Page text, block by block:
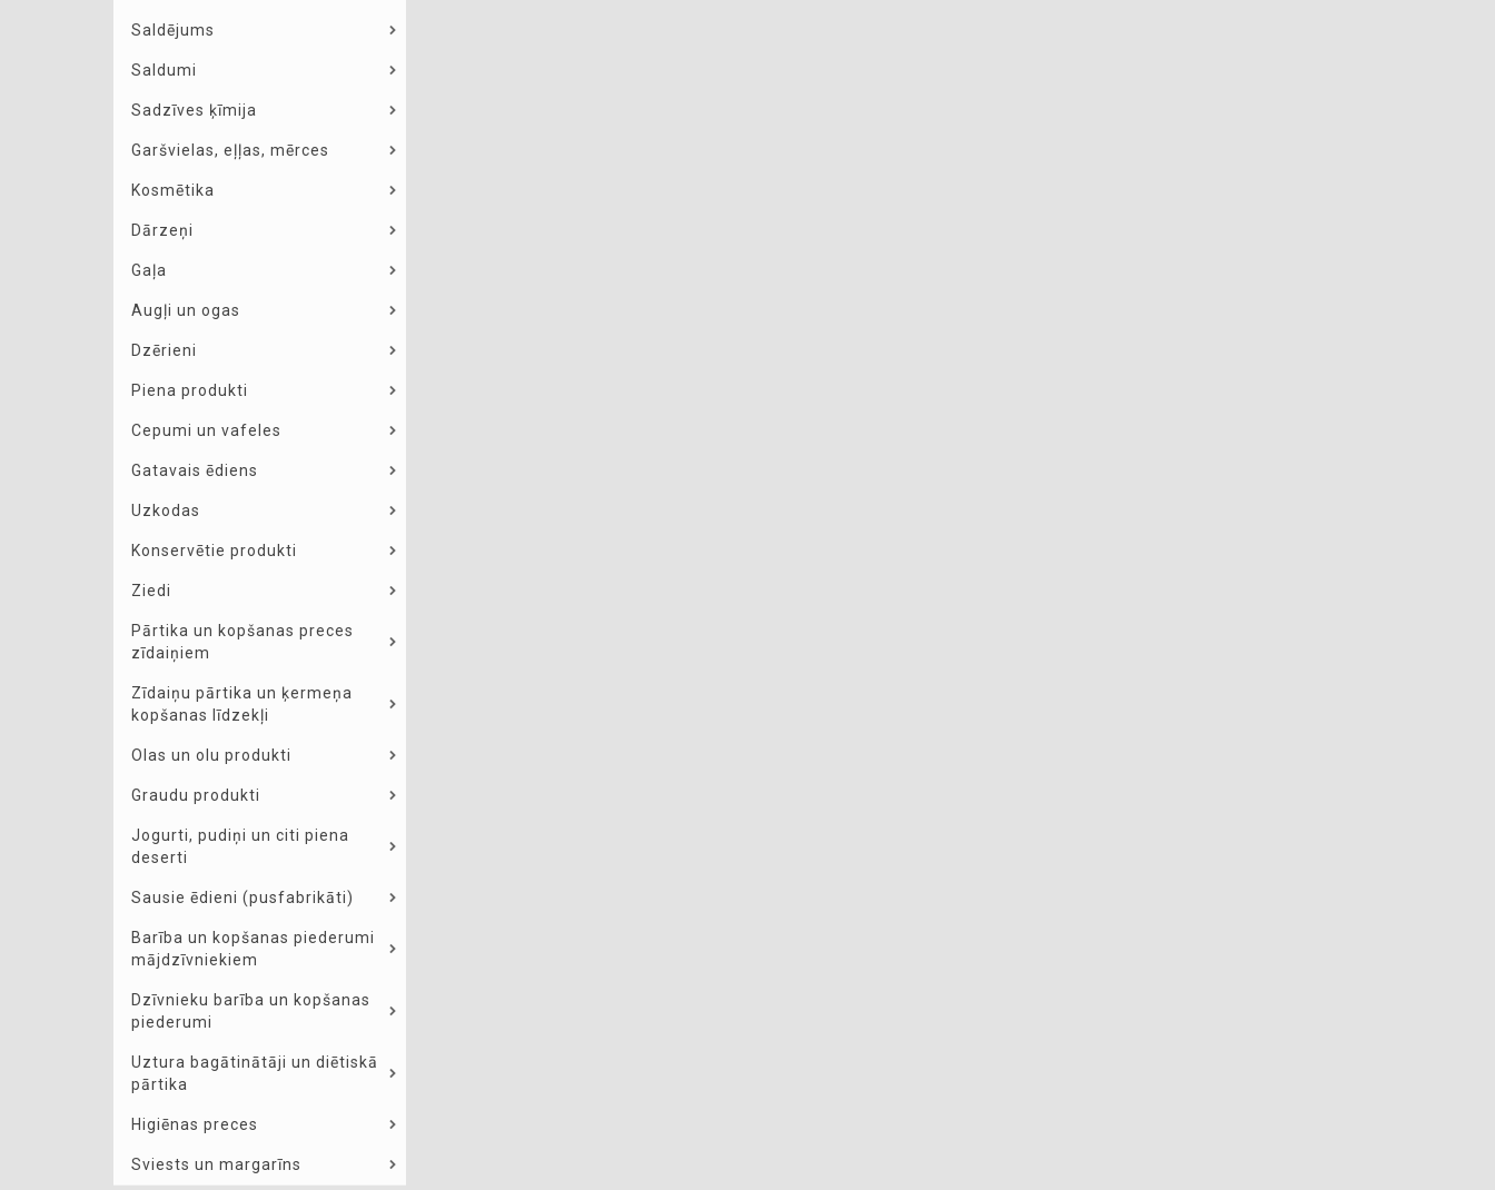
Saldējums
Saldumi
Sadzīves ķīmija
Garšvielas, eļļas, mērces
Kosmētika
Dārzeņi
Gaļa
Augļi un ogas
Dzērieni
Piena produkti
Cepumi un vafeles
Gatavais ēdiens
Uzkodas
Konservētie produkti
Ziedi
Pārtika un kopšanas preces
zīdaiņiem
Zīdaiņu pārtika un ķermeņa
kopšanas līdzekļi
Olas un olu produkti
Graudu produkti
Jogurti, pudiņi un citi piena
deserti
Sausie ēdieni (pusfabrikāti)
Barība un kopšanas piederumi
mājdzīvniekiem
Dzīvnieku barība un kopšanas
piederumi
Uztura bagātinātāji un diētiskā
pārtika
Higiēnas preces
Sviests un margarīns